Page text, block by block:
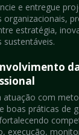
atuação com
boas práticas de
execução,
e entregue
organizacionais,
estratégia,
sustentáveis.